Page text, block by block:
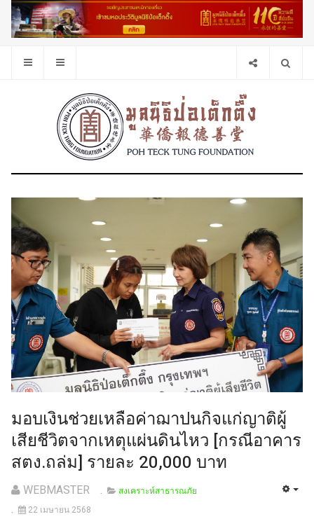
มอบเงินช่วยเหลือค่าฌาปนกิจแก่ญาติผู้
เสียชีวิตจากเหตุแผ่นดินไหว [กรณีอาคาร
สตง.ถล่ม] รายละ 20,000 บาท
WEBMASTER
สงเคราะห์สาธารณภัย
22 เมษายน 2568